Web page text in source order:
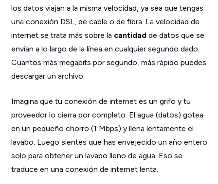
los datos viajan a la misma velocidad, ya sea que tengas
una conexión DSL, de cable o de fibra. La velocidad de
internet se trata más sobre la cantidadde datos que se
envían a lo largo de la línea en cualquier segundo dado.
Cuantos más megabits por segundo, más rápido puedes
descargar un archivo.
Imagina que tu conexión de internet es un grifo y tu
proveedor lo cierra por completo. El agua (datos) gotea
en un pequeño chorro (1 Mbps) y llena lentamente el
lavabo. Luego sientes que has envejecido un año entero
solo para obtener un lavabo lleno de agua. Eso se
traduce en una conexión de internet lenta.